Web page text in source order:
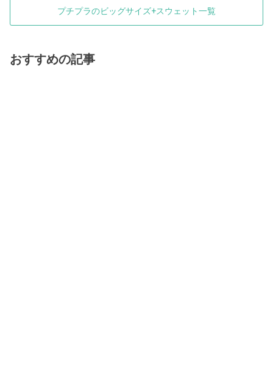
プチプラのビッグサイズ+スウェット一覧
おすすめの記事